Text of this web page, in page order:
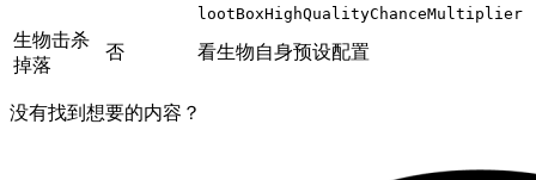
lootBoxHighQualityChanceMultiplier
生物击杀
掉落
否 看生物自身预设配置
没有找到想要的内容？